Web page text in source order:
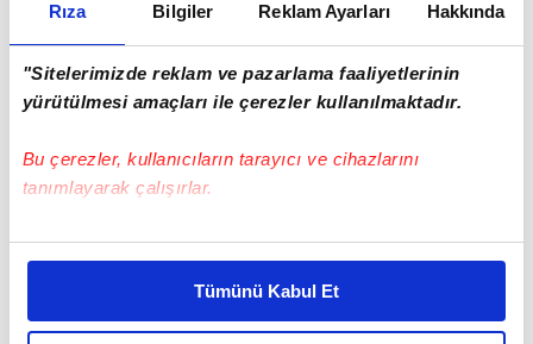
Rıza Bilgiler Reklam Ayarları Hakkında
"Sitelerimizde reklam ve pazarlama faaliyetlerinin
yürütülmesi amaçları ile çerezler kullanılmaktadır.
Bu çerezler, kullanıcıların tarayıcı ve cihazlarını
tanımlayarak çalışırlar.
Bu çerezlere izin vermeniz halinde sizlere özel
daha iyi reklam deneyimi yaşatabiliriz. Bunu yaparken
amacımızın size daha iyi bir reklam deneyimi sunmak
Tümünü Kabul Et